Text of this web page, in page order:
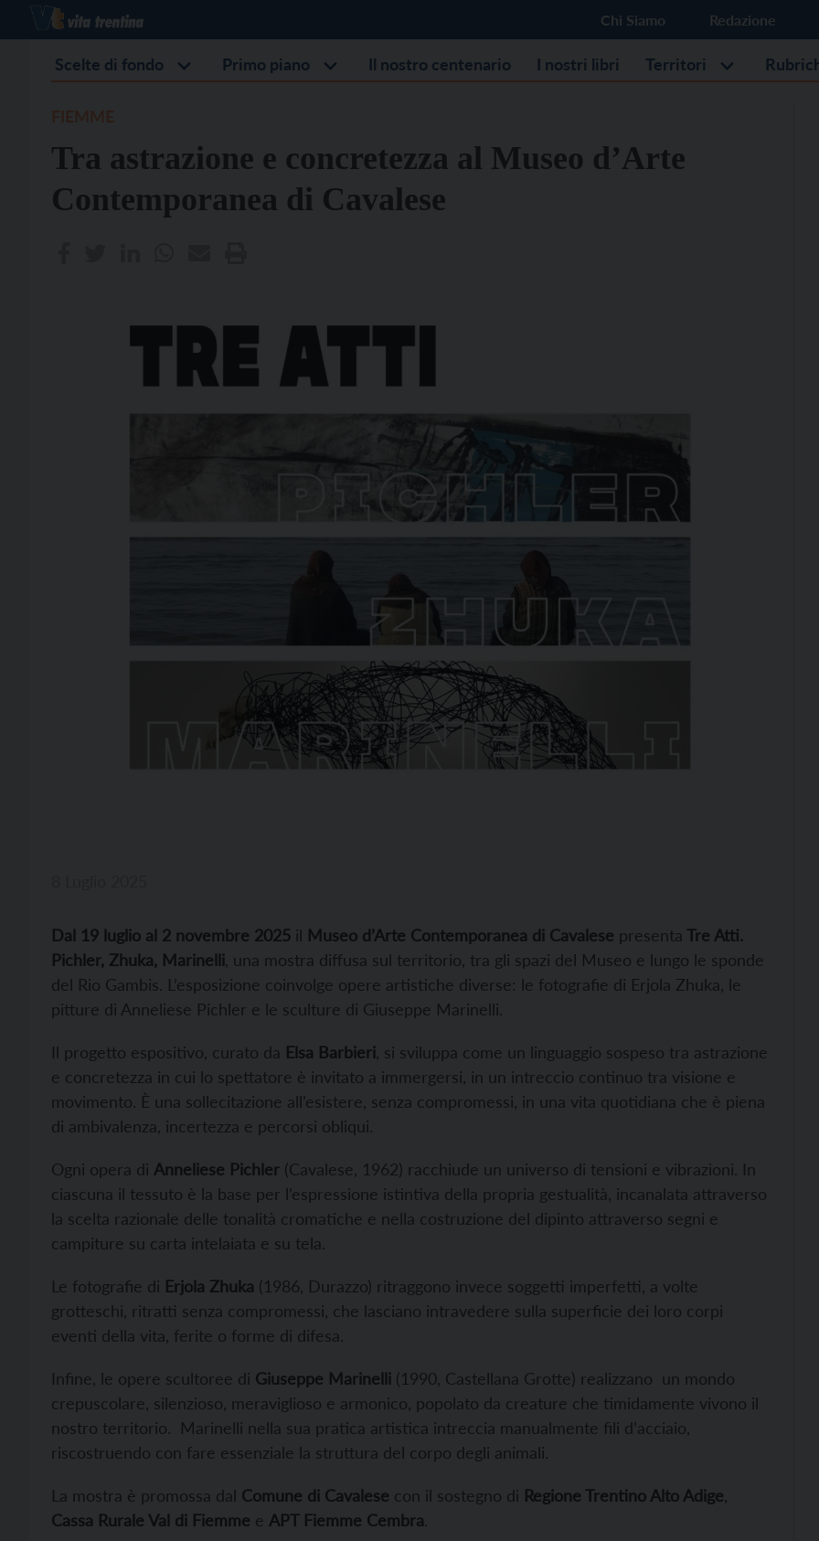
Chi Siamo Redazione
Scelte di fondo Primo piano Il nostro centenario I nostri libri Territori
Tra astrazione e concretezza al Museo d’Arte
Contemporanea di Cavalese
Dal 19 luglio al 2 novembre 2025 il Museo d’Arte Contemporanea di Cavalese presenta Tre Atti.
Pichler, Zhuka, Marinelli, una mostra diffusa sul territorio, tra gli spazi del Museo e lungo le sponde
del Rio Gambis. L’esposizione coinvolge opere artistiche diverse: le fotografie di Erjola Zhuka, le
pitture di Anneliese Pichler e le sculture di Giuseppe Marinelli.
Il progetto espositivo, curato da Elsa Barbieri, si sviluppa come un linguaggio sospeso tra astrazione
e concretezza in cui lo spettatore è invitato a immergersi, in un intreccio continuo tra visione e
movimento. È una sollecitazione all’esistere, senza compromessi, in una vita quotidiana che è piena
di ambivalenza, incertezza e percorsi obliqui.
Ogni opera di Anneliese Pichler (Cavalese, 1962) racchiude un universo di tensioni e vibrazioni. In
ciascuna il tessuto è la base per l’espressione istintiva della propria gestualità, incanalata attraverso
la scelta razionale delle tonalità cromatiche e nella costruzione del dipinto attraverso segni e
campiture su carta intelaiata e su tela.
Le fotografie di Erjola Zhuka (1986, Durazzo) ritraggono invece soggetti imperfetti, a volte
grotteschi, ritratti senza compromessi, che lasciano intravedere sulla superficie dei loro corpi
eventi della vita, ferite o forme di difesa.
Infine, le opere scultoree di Giuseppe Marinelli (1990, Castellana Grotte) realizzano un mondo
crepuscolare, silenzioso, meraviglioso e armonico, popolato da creature che timidamente vivono il
nostro territorio. Marinelli nella sua pratica artistica intreccia manualmente fili d’acciaio,
riscostruendo con fare essenziale la struttura del corpo degli animali.
La mostra è promossa dal Comune di Cavalese con il sostegno di Regione Trentino Alto Adige,
Cassa Rurale Val di Fiemme e APT Fiemme Cembra.